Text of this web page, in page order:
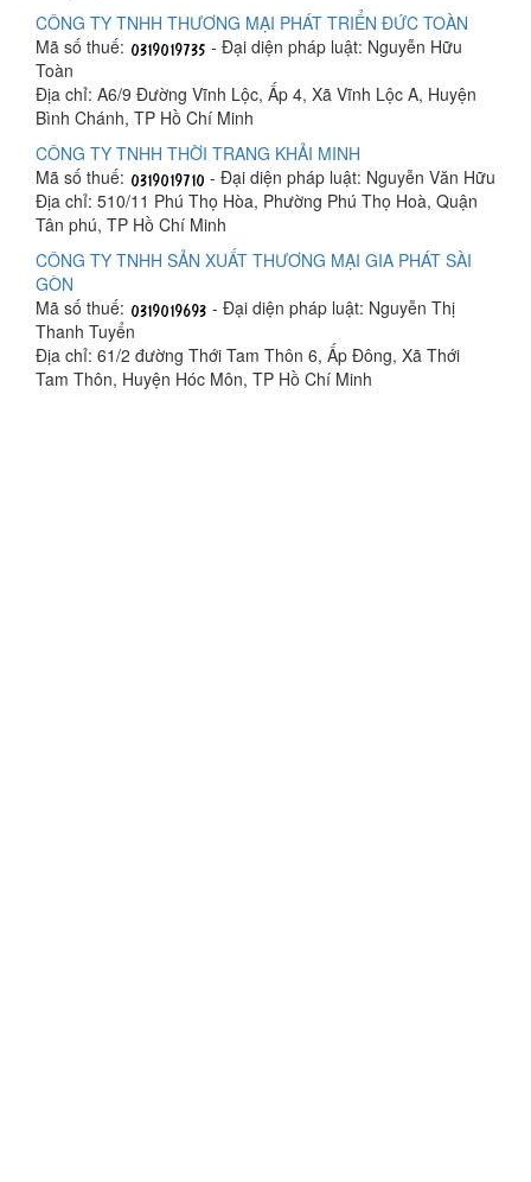
CÔNG TY TNHH THƯƠNG MẠI PHÁT TRIỂN ĐỨC TOÀN
Mã số thuế:
- Đại diện pháp luật: Nguyễn Hữu
Toàn
Địa chỉ: A6/9 Đường Vĩnh Lộc, Ấp 4, Xã Vĩnh Lộc A, Huyện
Bình Chánh, TP Hồ Chí Minh
CÔNG TY TNHH THỜI TRANG KHẢI MINH
Mã số thuế:
- Đại diện pháp luật: Nguyễn Văn Hữu
Địa chỉ: 510/11 Phú Thọ Hòa, Phường Phú Thọ Hoà, Quận
Tân phú, TP Hồ Chí Minh
CÔNG TY TNHH SẢN XUẤT THƯƠNG MẠI GIA PHÁT SÀI
GÒN
Mã số thuế:
- Đại diện pháp luật: Nguyễn Thị
Thanh Tuyển
Địa chỉ: 61/2 đường Thới Tam Thôn 6, Ấp Đông, Xã Thới
Tam Thôn, Huyện Hóc Môn, TP Hồ Chí Minh